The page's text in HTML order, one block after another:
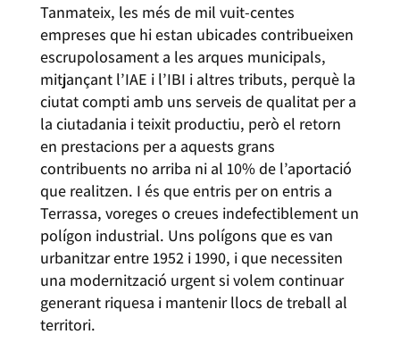
Tanmateix, les més de mil vuit-centes
empreses que hi estan ubicades contribueixen
escrupolosament a les arques municipals,
mitjançant l’IAE i l’IBI i altres tributs, perquè la
ciutat compti amb uns serveis de qualitat per a
la ciutadania i teixit productiu, però el retorn
en prestacions per a aquests grans
contribuents no arriba ni al 10% de l’aportació
que realitzen. I és que entris per on entris a
Terrassa, voreges o creues indefectiblement un
polígon industrial. Uns polígons que es van
urbanitzar entre 1952 i 1990, i que necessiten
una modernització urgent si volem continuar
generant riquesa i mantenir llocs de treball al
territori.